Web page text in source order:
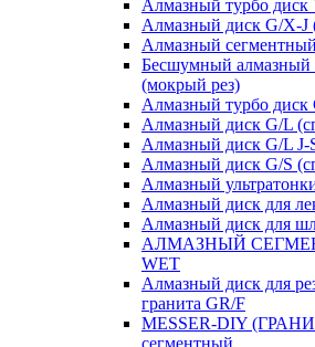
Алмазный турбо диск
Алмазный диск G/X-J
Алмазный
Бесшумный алмазный
(мокрый рез)
Алмазный турбо диск
Алмазный диск G/L
Алмазный диск G/L J-
Алмазный диск G/S
Алмазный
Алмазный диск для
Алмазный диск для
АЛМАЗНЫЙ
WET
Алмазный диск для
гранита GR/F
MESSER-DIY
сегментный